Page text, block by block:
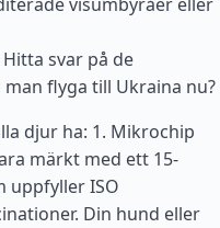
svar på de
flyga till Ukraina nu?
djur ha: 1. Mikrochip
märkt med ett 15-
uppfyller ISO
Din hund eller